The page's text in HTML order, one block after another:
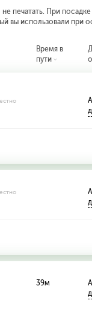
печатать. При
вы использовали при
Время в
пути
39м